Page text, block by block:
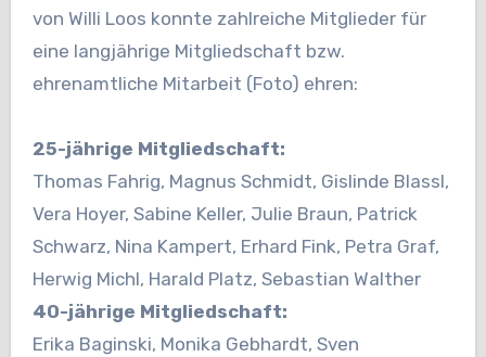
von Willi Loos konnte zahlreiche Mitglieder für
eine langjährige Mitgliedschaft bzw.
ehrenamtliche Mitarbeit (Foto) ehren:
25-jährige Mitgliedschaft:
Thomas Fahrig, Magnus Schmidt, Gislinde Blassl,
Vera Hoyer, Sabine Keller, Julie Braun, Patrick
Schwarz, Nina Kampert, Erhard Fink, Petra Graf,
Herwig Michl, Harald Platz, Sebastian Walther
40-jährige Mitgliedschaft:
Erika Baginski, Monika Gebhardt, Sven